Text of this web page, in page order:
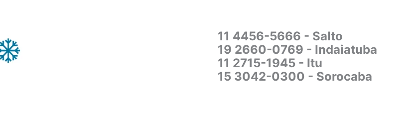
11 4456-5666 - Salto
19 2660-0769 - Indaiatuba
11 2715-1945 - Itu
15 3042-0300 - Sorocaba